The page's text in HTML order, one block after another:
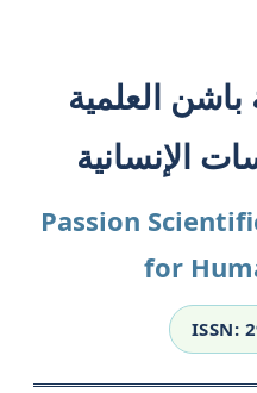
العلمية
الإنسانية
Passion
for
ISSN: